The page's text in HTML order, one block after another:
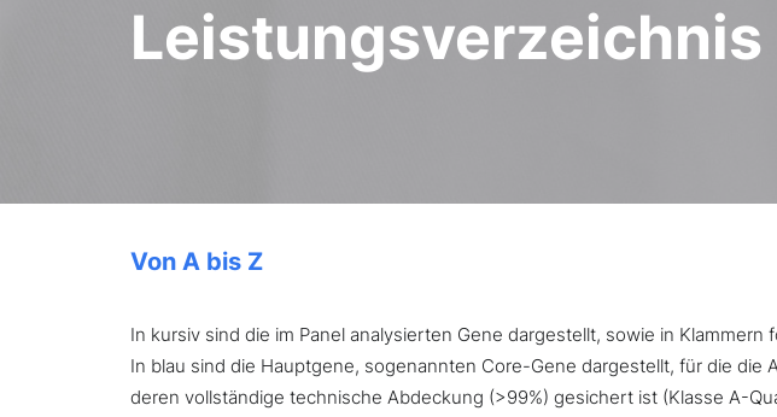
Leistungsverzeichnis
Von A bis Z
In kursiv sind die im Panel analysierten Gene dargestellt, sowie in
In blau sind die Hauptgene, sogenannten Core-Gene dargestellt, für die
deren vollständige technische Abdeckung (>99%) gesichert ist (Klasse A-